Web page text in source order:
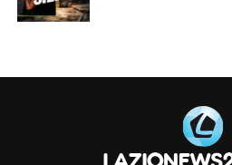
QUOTE PISA LAZIO
La quota OVER 0.5
match) è data a 8.00 su